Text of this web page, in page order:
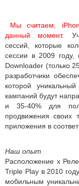
Мы считаем,
данный момент.
сессий, которые
сессии в 2009 году,
Downloader (только
разработчики
которой
кампаний будут
и 35-40% для
продвижения своих
приложения в
Наш опыт
Расположение х
Triple Play в 2010
мобильным